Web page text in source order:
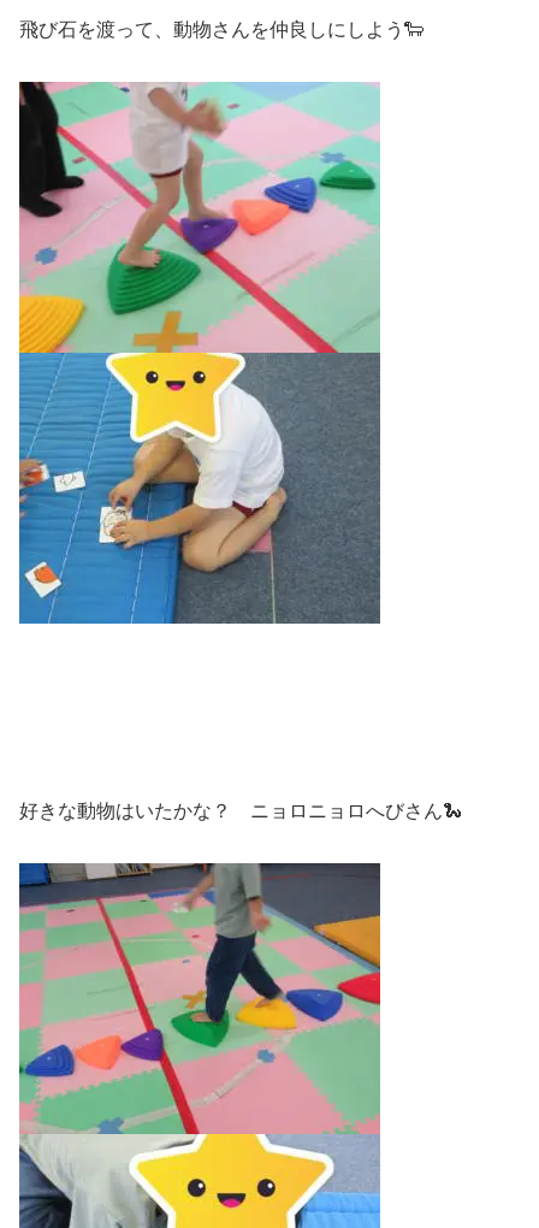
飛び石を渡って、動物さんを仲良しにしよう🐑
好きな動物はいたかな？ ニョロニョロへびさん🐍